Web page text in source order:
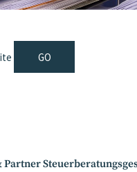
Partner